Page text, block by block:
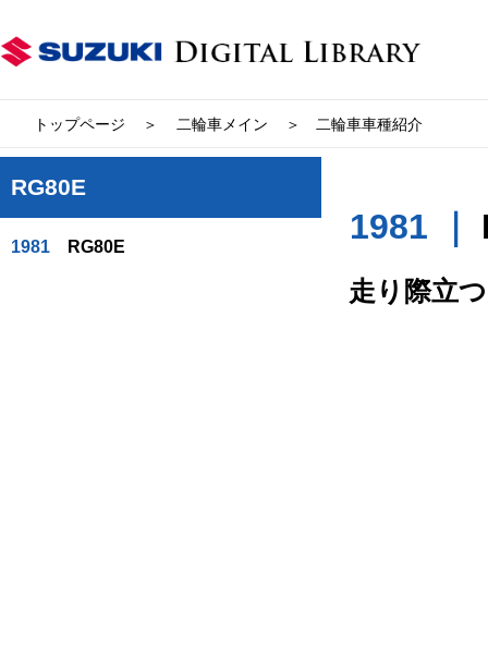
トップページ 二輪車メイン 二輪車車種紹介
RG80E
1981 RG80E
1981 ｜
走り際立